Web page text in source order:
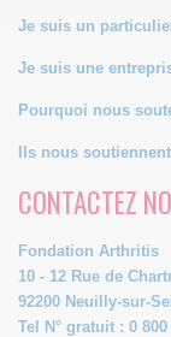
Je suis un
Je suis une
Pourquoi nous
Ils nous soutiennent
CONTACTEZ
Fondation Arthritis
10 - 12 Rue de
92200 Neuilly-sur-
Tel N° gratuit : 0 800